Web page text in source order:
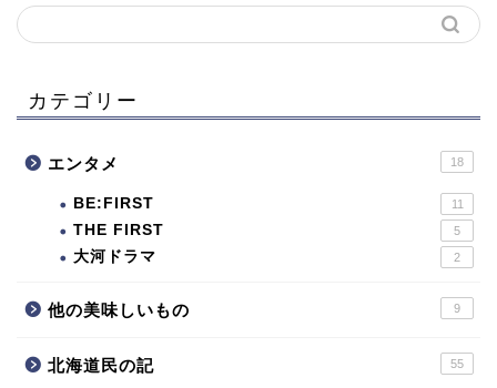
カテゴリー
エンタメ 18
BE:FIRST 11
THE FIRST 5
大河ドラマ 2
他の美味しいもの 9
北海道民の記 55